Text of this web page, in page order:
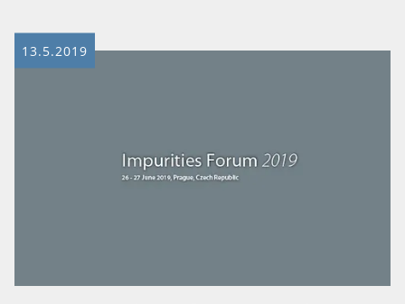
13.5.2019